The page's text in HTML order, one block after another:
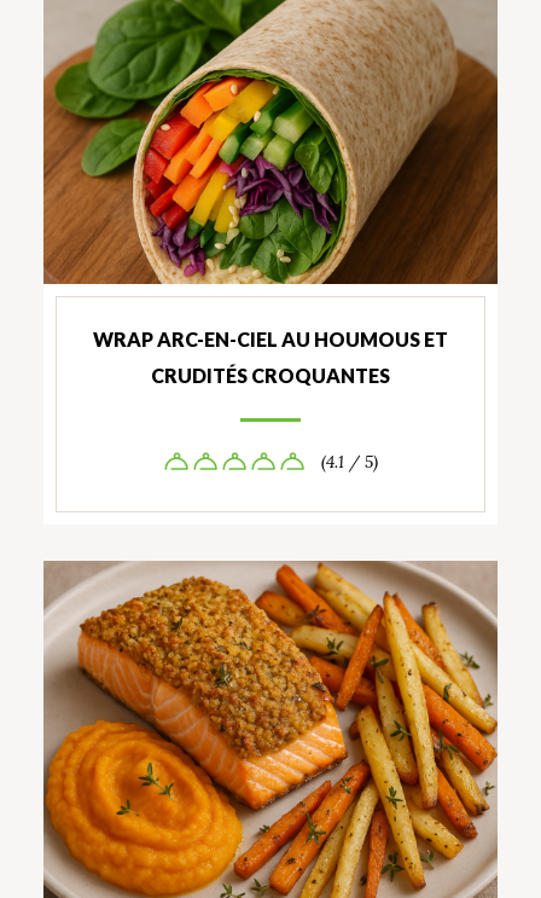
WRAP ARC-EN-CIEL AU HOUMOUS ET
CRUDITÉS CROQUANTES
(4.1 / 5)